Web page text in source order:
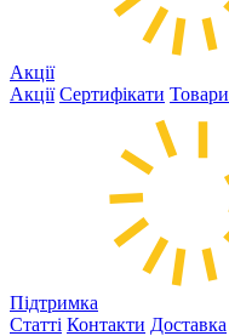
Акції
Акції Сертифікати
Підтримка
Статті Контакти Доставка